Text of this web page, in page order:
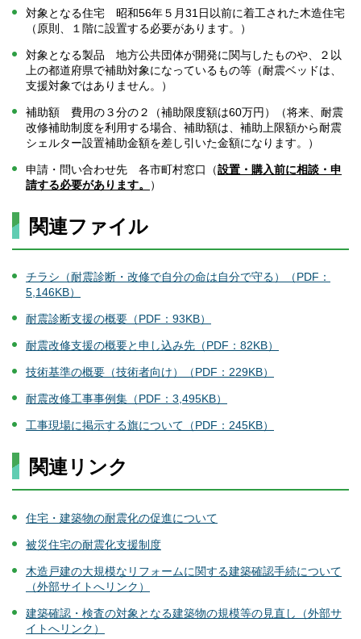
対象となる住宅 昭和56年５月31日以前に着工された木造住宅
（原則、１階に設置する必要があります。）
対象となる製品 地方公共団体が開発に関与したものや、２以
上の都道府県で補助対象になっているもの等（耐震ベッドは、
支援対象ではありません。）
補助額 費用の３分の２（補助限度額は60万円）（将来、耐震
改修補助制度を利用する場合、補助額は、補助上限額から耐震
シェルター設置補助金額を差し引いた金額になります。）
申請・問い合わせ先 各市町村窓口（設置・購入前に相談・申
請する必要があります。
）
関連ファイル
チラシ（耐震診断・改修で自分の命は自分で守る）（PDF：
5,146KB）
耐震診断支援の概要（PDF：93KB）
耐震改修支援の概要と申し込み先（PDF：82KB）
技術基準の概要（技術者向け）（PDF：229KB）
耐震改修工事事例集（PDF：3,495KB）
工事現場に掲示する旗について（PDF：245KB）
関連リンク
住宅・建築物の耐震化の促進について
被災住宅の耐震化支援制度
木造戸建の大規模なリフォームに関する建築確認手続について
（外部サイトへリンク）
建築確認・検査の対象となる建築物の規模等の見直し（外部サ
イトへリンク）